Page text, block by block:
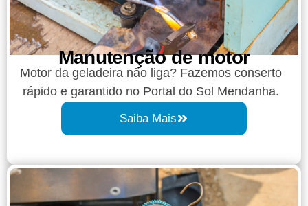
Manutenção de motor
Motor da geladeira não liga? Fazemos conserto
rápido e garantido no Portal do Sol Mendanha.
Saiba Mais